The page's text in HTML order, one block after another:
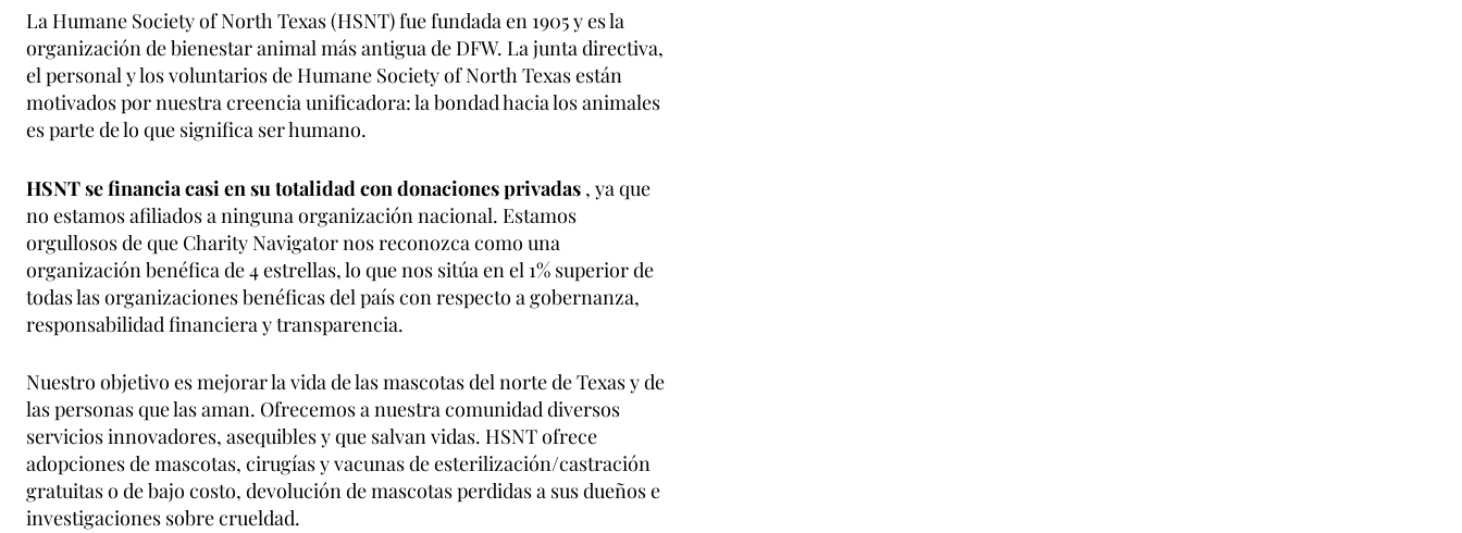
La Humane Society of North Texas (HSNT) fue fundada en 1905 y es la
organización de bienestar animal más antigua de DFW. La junta directiva,
el personal y los voluntarios de Humane Society of North Texas están
motivados por nuestra creencia unificadora: la bondad hacia los animales
es parte de lo que significa ser humano.
HSNT se financia casi en su totalidad con donaciones privadas, ya que
no estamos afiliados a ninguna organización nacional. Estamos
orgullosos de que Charity Navigator nos reconozca como una
organización benéfica de 4 estrellas, lo que nos sitúa en el 1% superior de
todas las organizaciones benéficas del país con respecto a gobernanza,
responsabilidad financiera y transparencia.
Nuestro objetivo es mejorar la vida de las mascotas del norte de Texas y de
las personas que las aman. Ofrecemos a nuestra comunidad diversos
servicios innovadores, asequibles y que salvan vidas. HSNT ofrece
adopciones de mascotas, cirugías y vacunas de esterilización/castración
gratuitas o de bajo costo, devolución de mascotas perdidas a sus dueños e
investigaciones sobre crueldad.